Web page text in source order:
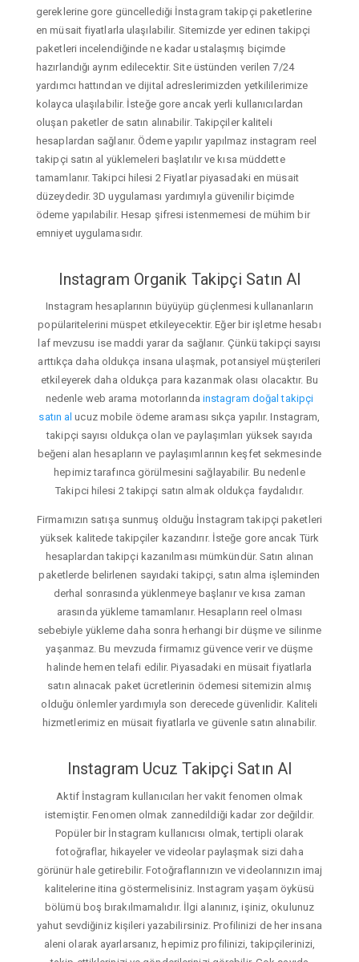
gereklerine gore güncellediği İnstagram takipçi paketlerine
en müsait fiyatlarla ulaşılabilir. Sitemizde yer edinen takipçi
paketleri incelendiğinde ne kadar ustalaşmış biçimde
hazırlandığı ayrım edilecektir. Site üstünden verilen 7/24
yardımcı hattından ve dijital adreslerimizden yetkililerimize
kolayca ulaşılabilir. İsteğe gore ancak yerli kullanıcılardan
oluşan paketler de satın alınabilir. Takipçiler kaliteli
hesaplardan sağlanır. Ödeme yapılır yapılmaz instagram reel
takipçi satın al yüklemeleri başlatılır ve kısa müddette
tamamlanır. Takipci hilesi 2 Fiyatlar piyasadaki en müsait
düzeydedir. 3D uygulaması yardımıyla güvenilir biçimde
ödeme yapılabilir. Hesap şifresi istenmemesi de mühim bir
emniyet uygulamasıdır.
Instagram Organik Takipçi Satın Al
Instagram hesaplarının büyüyüp güçlenmesi kullananların
popülaritelerini müspet etkileyecektir. Eğer bir işletme hesabı
laf mevzusu ise maddi yarar da sağlanır. Çünkü takipçi sayısı
arttıkça daha oldukça insana ulaşmak, potansiyel müşterileri
etkileyerek daha oldukça para kazanmak olası olacaktır. Bu
nedenle web arama motorlarında instagram doğal takipçi
satın al ucuz mobile ödeme araması sıkça yapılır. Instagram,
takipçi sayısı oldukça olan ve paylaşımları yüksek sayıda
beğeni alan hesapların ve paylaşımlarının keşfet sekmesinde
hepimiz tarafınca görülmesini sağlayabilir. Bu nedenle
Takipci hilesi 2 takipçi satın almak oldukça faydalıdır.
Firmamızın satışa sunmuş olduğu İnstagram takipçi paketleri
yüksek kalitede takipçiler kazandırır. İsteğe gore ancak Türk
hesaplardan takipçi kazanılması mümkündür. Satın alınan
paketlerde belirlenen sayıdaki takipçi, satın alma işleminden
derhal sonrasında yüklenmeye başlanır ve kısa zaman
arasında yükleme tamamlanır. Hesapların reel olması
sebebiyle yükleme daha sonra herhangi bir düşme ve silinme
yaşanmaz. Bu mevzuda firmamız güvence verir ve düşme
halinde hemen telafi edilir. Piyasadaki en müsait fiyatlarla
satın alınacak paket ücretlerinin ödemesi sitemizin almış
olduğu önlemler yardımıyla son derecede güvenlidir. Kaliteli
hizmetlerimiz en müsait fiyatlarla ve güvenle satın alınabilir.
Instagram Ucuz Takipçi Satın Al
Aktif İnstagram kullanıcıları her vakit fenomen olmak
istemiştir. Fenomen olmak zannedildiği kadar zor değildir.
Popüler bir İnstagram kullanıcısı olmak, tertipli olarak
fotoğraflar, hikayeler ve videolar paylaşmak sizi daha
görünür hale getirebilir. Fotoğraflarınızın ve videolarınızın imaj
kalitelerine itina göstermelisiniz. Instagram yaşam öyküsü
bölümü boş bırakılmamalıdır. İlgi alanınız, işiniz, okulunuz
yahut sevdiğiniz kişileri yazabilirsiniz. Profilinizi de her insana
aleni olarak ayarlarsanız, hepimiz profilinizi, takipçilerinizi,